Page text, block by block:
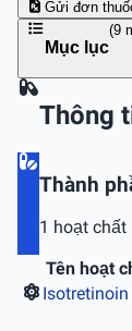
Gửi đơn
Mục lục
(9
Thông
Thành
1 hoạt chất
Tên hoạt
Isotretinoin